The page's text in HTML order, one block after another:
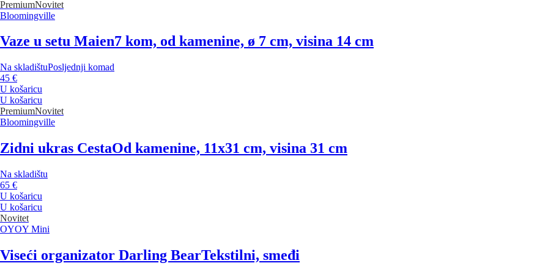
PremiumNovitet
Bloomingville
Vaze u setu Maien7 kom, od kamenine, ø 7 cm, visina 14 cm
Na skladištuPosljednji komad
45 €
U košaricu
U košaricu
PremiumNovitet
Bloomingville
Zidni ukras CestaOd kamenine, 11x31 cm, visina 31 cm
Na skladištu
65 €
U košaricu
U košaricu
Novitet
OYOY Mini
Viseći organizator Darling BearTekstilni, smeđi